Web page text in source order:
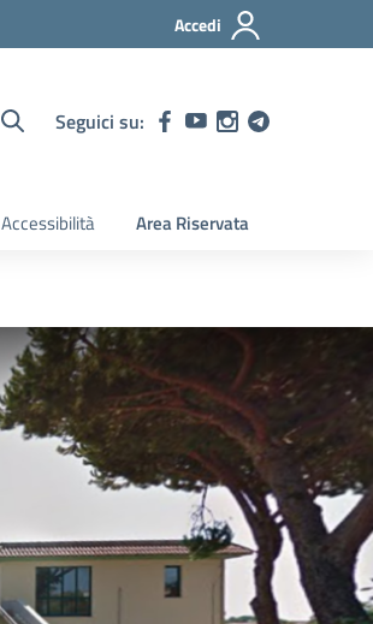
Accedi
Seguici su:
Accessibilità Area Riservata